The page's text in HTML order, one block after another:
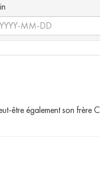
être également son frère